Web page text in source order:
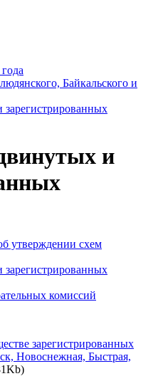
Байкальского и
и
утверждении схем
комиссий
зарегистрированных
Новоснежная, Быстрая,